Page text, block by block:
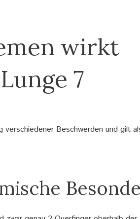
wirkt
7
Beschwerden und gilt